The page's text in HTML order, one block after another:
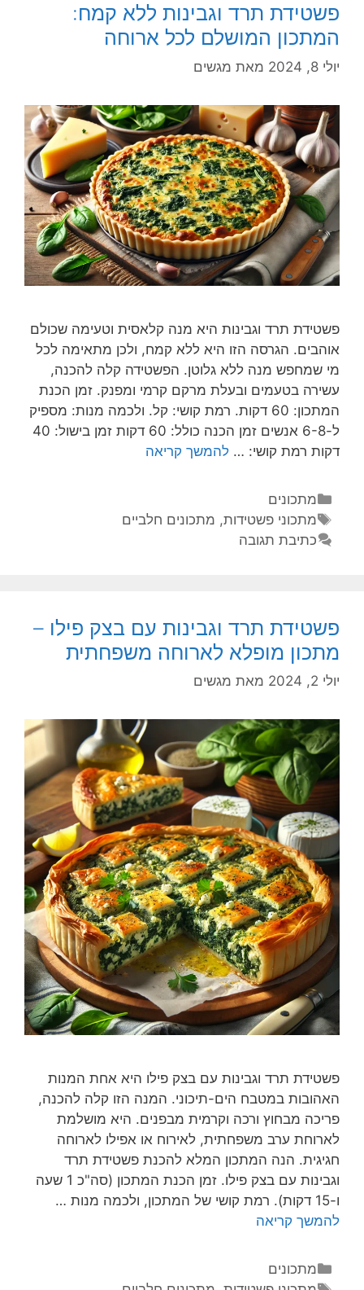
פשטידת תרד וגבינות ללא קמח:
המתכון המושלם לכל ארוחה
יולי 8, 2024 מאת מגשים
פשטידת תרד וגבינות היא מנה קלאסית וטעימה שכולם
אוהבים. הגרסה הזו היא ללא קמח, ולכן מתאימה לכל
מי שמחפש מנה ללא גלוטן. הפשטידה קלה להכנה,
עשירה בטעמים ובעלת מרקם קרמי ומפנק. זמן הכנת
המתכון: 60 דקות. רמת קושי: קל. ולכמה מנות: מספיק
ל-6-8 אנשים זמן הכנה כולל: 60 דקות זמן בישול: 40
דקות רמת קושי: … להמשך קריאה
מתכונים
מתכוני פשטידות, מתכונים חלביים
כתיבת תגובה
פשטידת תרד וגבינות עם בצק פילו –
מתכון מופלא לארוחה משפחתית
יולי 2, 2024 מאת מגשים
פשטידת תרד וגבינות עם בצק פילו היא אחת המנות
האהובות במטבח הים-תיכוני. המנה הזו קלה להכנה,
פריכה מבחוץ ורכה וקרמית מבפנים. היא מושלמת
לארוחת ערב משפחתית, לאירוח או אפילו לארוחה
חגיגית. הנה המתכון המלא להכנת פשטידת תרד
וגבינות עם בצק פילו. זמן הכנת המתכון (סה"כ 1 שעה
ו-15 דקות). רמת קושי של המתכון, ולכמה מנות …
להמשך קריאה
מתכונים